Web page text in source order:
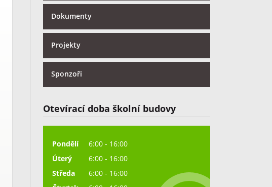
Dokumenty
Projekty
Sponzoři
Otevírací doba školní budovy
Pondělí
6:00 - 16:00
Úterý
6:00 - 16:00
Středa
6:00 - 16:00